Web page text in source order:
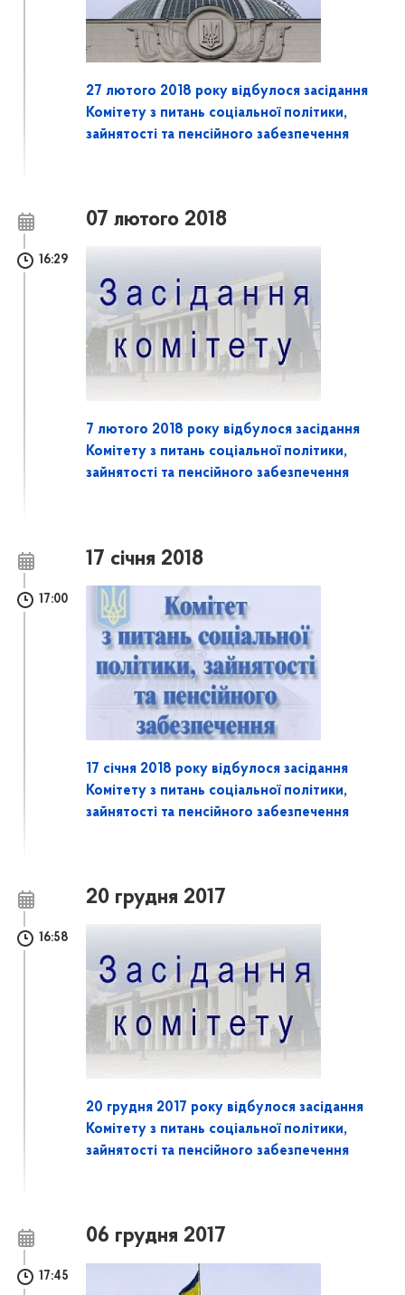
27 лютого 2018 року відбулося засідання
Комітету з питань соціальної політики,
зайнятості та пенсійного забезпечення
07 лютого 2018
16:29
7 лютого 2018 року відбулося засідання
Комітету з питань соціальної політики,
зайнятості та пенсійного забезпечення
17 січня 2018
17:00
17 січня 2018 року відбулося засідання
Комітету з питань соціальної політики,
зайнятості та пенсійного забезпечення
20 грудня 2017
16:58
20 грудня 2017 року відбулося засідання
Комітету з питань соціальної політики,
зайнятості та пенсійного забезпечення
06 грудня 2017
17:45